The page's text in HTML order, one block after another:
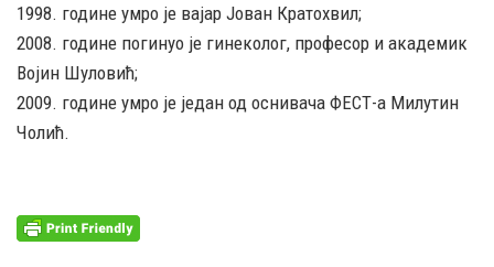
1998. године умро је вајар Јован Кратохвил;
2008. године погинуо је гинеколог, професор и академик
Војин Шуловић;
2009. године умро је један од оснивача ФЕСТ-а Милутин
Чолић.